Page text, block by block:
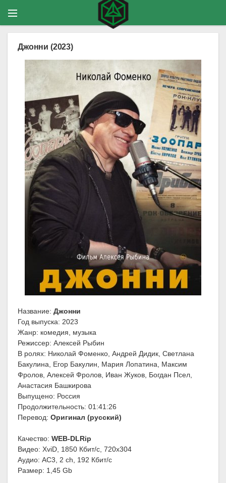
Джонни (2023)
Название: Джонни
Год выпуска: 2023
Жанр: комедия, музыка
Режиссер: Алексей Рыбин
В ролях: Николай Фоменко, Андрей Дидик, Светлана
Бакулина, Егор Бакулин, Мария Лопатина, Максим
Фролов, Алексей Фролов, Иван Жуков, Богдан Псел,
Анастасия Башкирова
Выпущено: Россия
Продолжительность: 01:41:26
Перевод: Оригинал (русский)
Качество: WEB-DLRip
Видео: XviD, 1850 Кбит/с, 720x304
Аудио: AC3, 2 ch, 192 Кбит/с
Размер: 1,45 Gb